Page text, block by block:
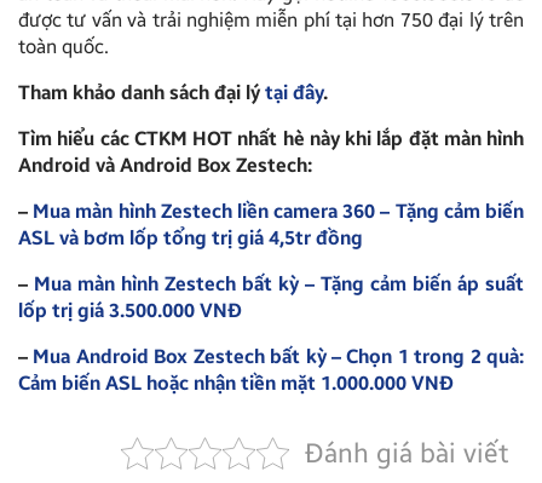
được tư vấn và trải nghiệm miễn phí tại hơn 750 đại lý trên
toàn quốc.
Tham khảo danh sách đại lý tại đây.
Tìm hiểu các CTKM HOT nhất hè này khi lắp đặt màn hình
Android và Android Box Zestech:
– Mua màn hình Zestech liền camera 360 – Tặng cảm biến
ASL và bơm lốp tổng trị giá 4,5tr đồng
– Mua màn hình Zestech bất kỳ – Tặng cảm biến áp suất
lốp trị giá 3.500.000 VNĐ
– Mua Android Box Zestech bất kỳ – Chọn 1 trong 2 quà:
Cảm biến ASL hoặc nhận tiền mặt 1.000.000 VNĐ
Đánh giá bài viết